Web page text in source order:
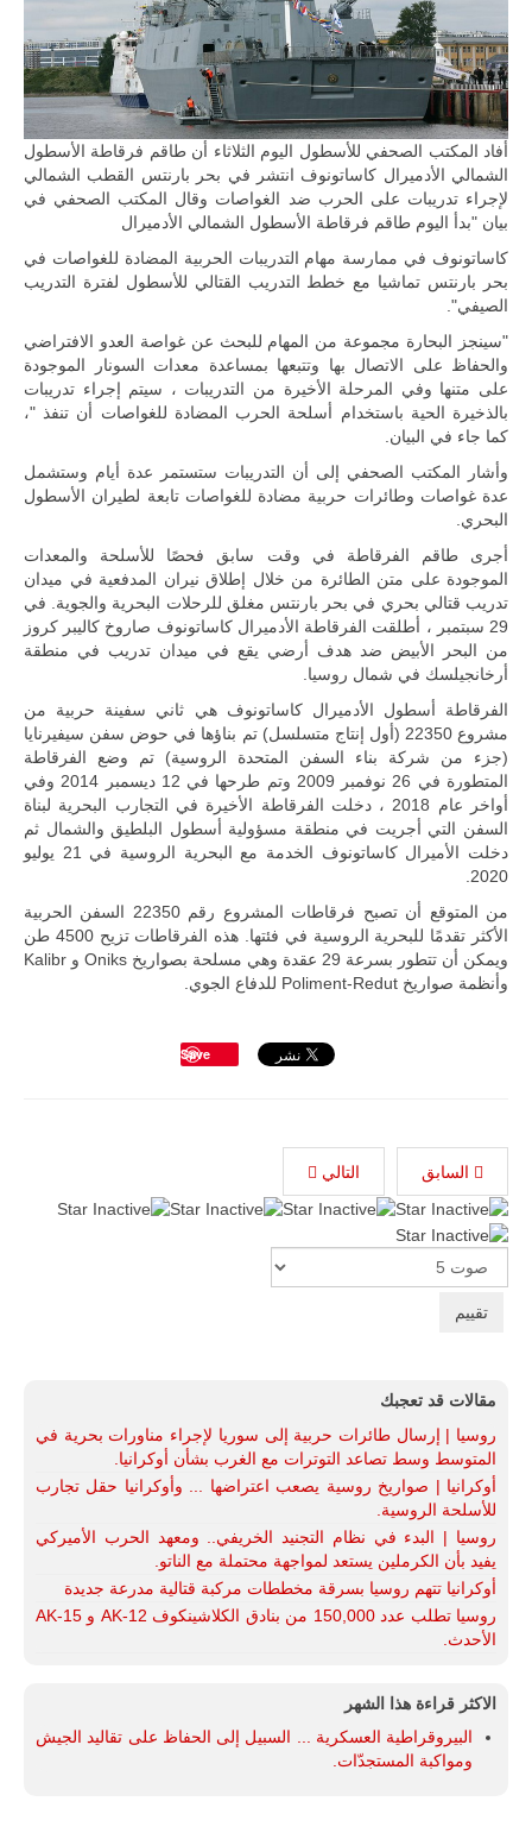
في خطوة
تُوصف بأنها
اختبار عملي
جديد لإمكانية
تقريب
المسافات بين
المؤسستين
العسكريتين في
شرق البلاد
وغربها، وسط
حضور دولي
المتحدة وشراكة
مباشرة مع
للمزيد
أفاد المكتب الصحفي للأسطول اليوم الثلاثاء أن طاقم فرقاطة الأسطول
الشمالي الأدميرال كاساتونوف انتشر في بحر بارنتس القطب الشمالي
لإجراء تدريبات على الحرب ضد الغواصات وقال المكتب الصحفي في
بيان "بدأ اليوم طاقم فرقاطة الأسطول الشمالي الأدميرال
كاساتونوف في ممارسة مهام التدريبات الحربية المضادة للغواصات في
بحر بارنتس تماشيا مع خطط التدريب القتالي للأسطول لفترة التدريب
الصيفي".
"سينجز البحارة مجموعة من المهام للبحث عن غواصة العدو الافتراضي
والحفاظ على الاتصال بها وتتبعها بمساعدة معدات السونار الموجودة
على متنها وفي المرحلة الأخيرة من التدريبات ، سيتم إجراء تدريبات
بالذخيرة الحية باستخدام أسلحة الحرب المضادة للغواصات أن تنفذ "،
كما جاء في البيان.
وأشار المكتب الصحفي إلى أن التدريبات ستستمر عدة أيام وستشمل
عدة غواصات وطائرات حربية مضادة للغواصات تابعة لطيران الأسطول
البحري.
أجرى طاقم الفرقاطة في وقت سابق فحصًا للأسلحة والمعدات
الموجودة على متن الطائرة من خلال إطلاق نيران المدفعية في ميدان
تدريب قتالي بحري في بحر بارنتس مغلق للرحلات البحرية والجوية. في
29 سبتمبر ، أطلقت الفرقاطة الأدميرال كاساتونوف صاروخ كاليبر كروز
من البحر الأبيض ضد هدف أرضي يقع في ميدان تدريب في منطقة
أرخانجيلسك في شمال روسيا.
الفرقاطة أسطول الأدميرال كاساتونوف هي ثاني سفينة حربية من
مشروع 22350 (أول إنتاج متسلسل) تم بناؤها في حوض سفن سيفيرنايا
(جزء من شركة بناء السفن المتحدة الروسية) تم وضع الفرقاطة
المتطورة في 26 نوفمبر 2009 وتم طرحها في 12 ديسمبر 2014 وفي
أواخر عام 2018 ، دخلت الفرقاطة الأخيرة في التجارب البحرية لبناة
السفن التي أجريت في منطقة مسؤولية أسطول البلطيق والشمال ثم
دخلت الأميرال كاساتونوف الخدمة مع البحرية الروسية في 21 يوليو
2020.
من المتوقع أن تصبح فرقاطات المشروع رقم 22350 السفن الحربية
الأكثر تقدمًا للبحرية الروسية في فئتها. هذه الفرقاطات تزيح 4500 طن
ويمكن أن تتطور بسرعة 29 عقدة وهي مسلحة بصواريخ Oniks و Kalibr
وأنظمة صواريخ Poliment-Redut للدفاع الجوي.
Save
السابق التالي
Rate
مقالات قد تعجبك
روسيا | إرسال طائرات حربية إلى سوريا لإجراء مناورات بحرية في
المتوسط وسط تصاعد التوترات مع الغرب بشأن أوكرانيا.
أوكرانيا | صواريخ روسية يصعب اعتراضها ... وأوكرانيا حقل تجارب
للأسلحة الروسية.
روسيا | البدء في نظام التجنيد الخريفي.. ومعهد الحرب الأميركي
يفيد بأن الكرملين يستعد لمواجهة محتملة مع الناتو.
أوكرانيا تتهم روسيا بسرقة مخططات مركبة قتالية مدرعة جديدة
روسيا تطلب عدد 150,000 من بنادق الكلاشينكوف AK-12 و AK-15
الأحدث.
الاكثر قراءة هذا الشهر
البيروقراطية العسكرية ... السبيل إلى الحفاظ على تقاليد الجيش
ومواكبة المستجدّات.